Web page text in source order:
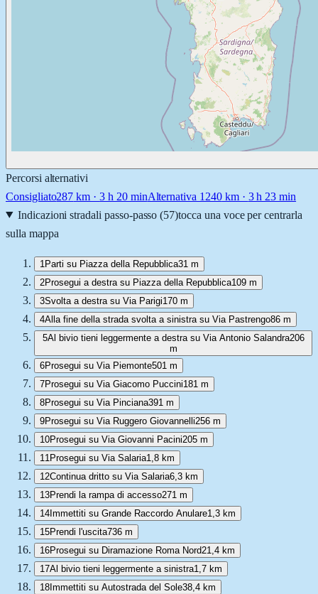
Percorsi alternativi
Consigliato287 km ·3 h 20 minAlternativa 1 240km · 3 h 23 min
Indicazioni stradali passo-passo (57)tocca una voce per centrarla
sulla mappa
1 Parti su Piazza della Repubblica31 m
2Prosegui a destra su Piazza della Repubblica109 m
3Svolta a destra su Via Parigi170 m
4Alla fine della strada svolta a sinistra su Via Pastrengo86 m
5Al bivio tieni leggermente a destra su Via Antonio Salandra206
m
6Prosegui su Via Piemonte501 m
7Prosegui su Via Giacomo Puccini181 m
8Prosegui su Via Pinciana391 m
9Prosegui su Via Ruggero Giovannelli256 m
10Prosegui su Via Giovanni Pacini205 m
11 Prosegui su Via Salaria1,8 km
12Continua dritto su Via Salaria6,3 km
13Prendi la rampa di accesso271 m
14Immettiti su Grande Raccordo Anulare1,3 km
15Prendi l'uscita736 m
16Prosegui su Diramazione Roma Nord21,4 km
17Al bivio tieni leggermente a sinistra1,7 km
18Immettiti su Autostrada del Sole38,4 km